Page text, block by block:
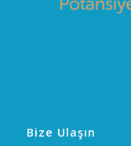
Bize Ulaşın